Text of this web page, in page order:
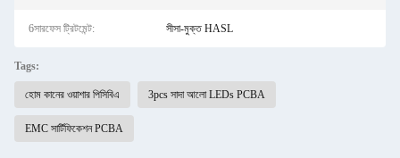
6সারফেস ট্রিটমেন্ট: সীসা-মুক্ত HASL
Tags:
হোম কানের ওয়াশার পিসিবিএ 3pcs সাদা আলো LEDs PCBA
EMC সার্টিফিকেশন PCBA